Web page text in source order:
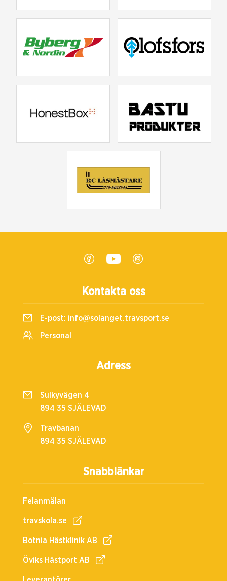
Snabblänkar
Felanmälan
travskola.se
Botnia Hästklinik AB
Öviks Hästport AB
Kontakta oss
E-post: info@solanget.travsport.se
Personal
Adress
Sulkyvägen 4
894 35 SJÄLEVAD
Travbanan
894 35 SJÄLEVAD